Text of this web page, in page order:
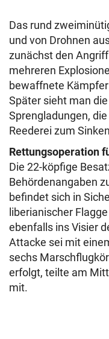
Das rund
und von Drohnen
zunächst den
mehreren
bewaffnete
Später sieht man
Sprengladungen,
Reederei zum
Rettungsoperation
Die 22-köpfige
Behördenangaben
befindet sich in
liberianischer
ebenfalls ins Visier
Attacke sei mit
sechs
erfolgt, teilte am
mit.